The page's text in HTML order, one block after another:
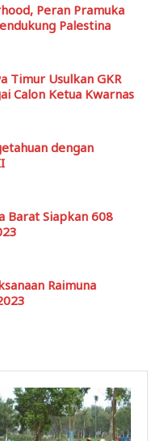
Peran Pramuka
Palestina
Timur Usulkan GKR
Calon Ketua Kwarnas
dengan
Barat Siapkan 608
Raimuna